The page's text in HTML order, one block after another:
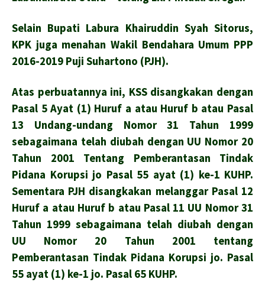
Selain Bupati Labura Khairuddin Syah Sitorus,
KPK juga menahan Wakil Bendahara Umum PPP
2016-2019 Puji Suhartono (PJH).
Atas perbuatannya ini, KSS disangkakan dengan
Pasal 5 Ayat (1) Huruf a atau Huruf b atau Pasal
13 Undang-undang Nomor 31 Tahun 1999
sebagaimana telah diubah dengan UU Nomor 20
Tahun 2001 Tentang Pemberantasan Tindak
Pidana Korupsi jo Pasal 55 ayat (1) ke-1 KUHP.
Sementara PJH disangkakan melanggar Pasal 12
Huruf a atau Huruf b atau Pasal 11 UU Nomor 31
Tahun 1999 sebagaimana telah diubah dengan
UU Nomor 20 Tahun 2001 tentang
Pemberantasan Tindak Pidana Korupsi jo. Pasal
55 ayat (1) ke-1 jo. Pasal 65 KUHP.